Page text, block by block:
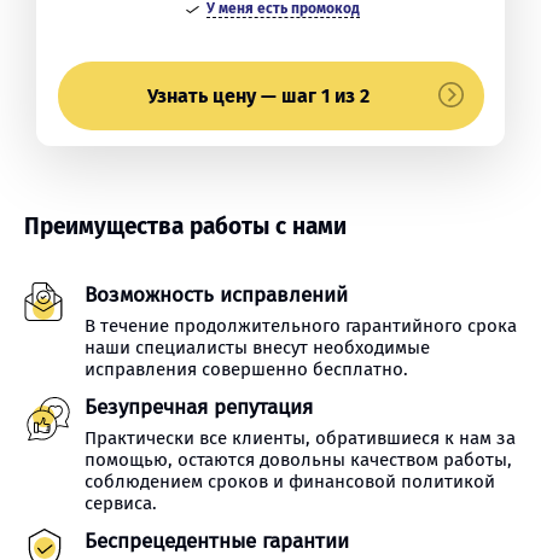
У меня есть промокод
Узнать цену — шаг 1 из 2
Преимущества работы с нами
Возможность исправлений
В течение продолжительного гарантийного срока
наши специалисты внесут необходимые
исправления совершенно бесплатно.
Безупречная репутация
Практически все клиенты, обратившиеся к нам за
помощью, остаются довольны качеством работы,
соблюдением сроков и финансовой политикой
сервиса.
Беспрецедентные гарантии